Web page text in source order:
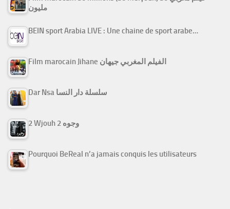
مليون
BEIN sport Arabia LIVE : Une chaine de sport arabe…
Film marocain Jihane الفيلم المغربي جيهان
Dar Nsa سلسلة دار النسا
2 Wjouh 2 وجوه
Pourquoi BeReal n’a jamais conquis les utilisateurs